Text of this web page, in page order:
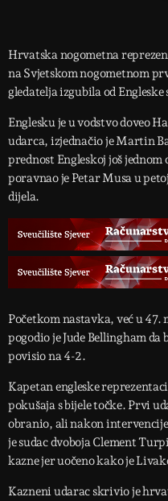
Hrvatska nogometna
na Svjetskom nogometnom
gledatelja izgubila od
Englesku je u vodstvo doveo
udarca, izjednačio je Martin
prednost Engleskoj još
poravnao je Petar Musa u
dijela.
Početkom nastavka, već u 47.
pogodio je Jude Bellingham
povisio na 4-2.
Kapetan engleske
pokušaja s bijele točke. Prvi
obranio, ali nakon
je sudac dvoboja Clement
kazne jer uočeno kako je
Kazneni udarac skrivio je